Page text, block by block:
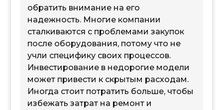
обратить внимание на его
надежность. Многие компании
сталкиваются с проблемами закупок
после оборудования, потому что не
учли специфику своих процессов.
Инвестирование в недорогие модели
может привести к скрытым расходам.
Иногда стоит потратить больше, чтобы
избежать затрат на ремонт и